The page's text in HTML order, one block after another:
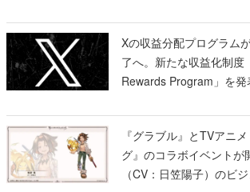
Xの収益分配プログラム
了へ。新たな収益化制
Rewards Program」を発
『グラブル』とTVアニ
グ』のコラボイベントが
（CV：日笠陽子）のビ